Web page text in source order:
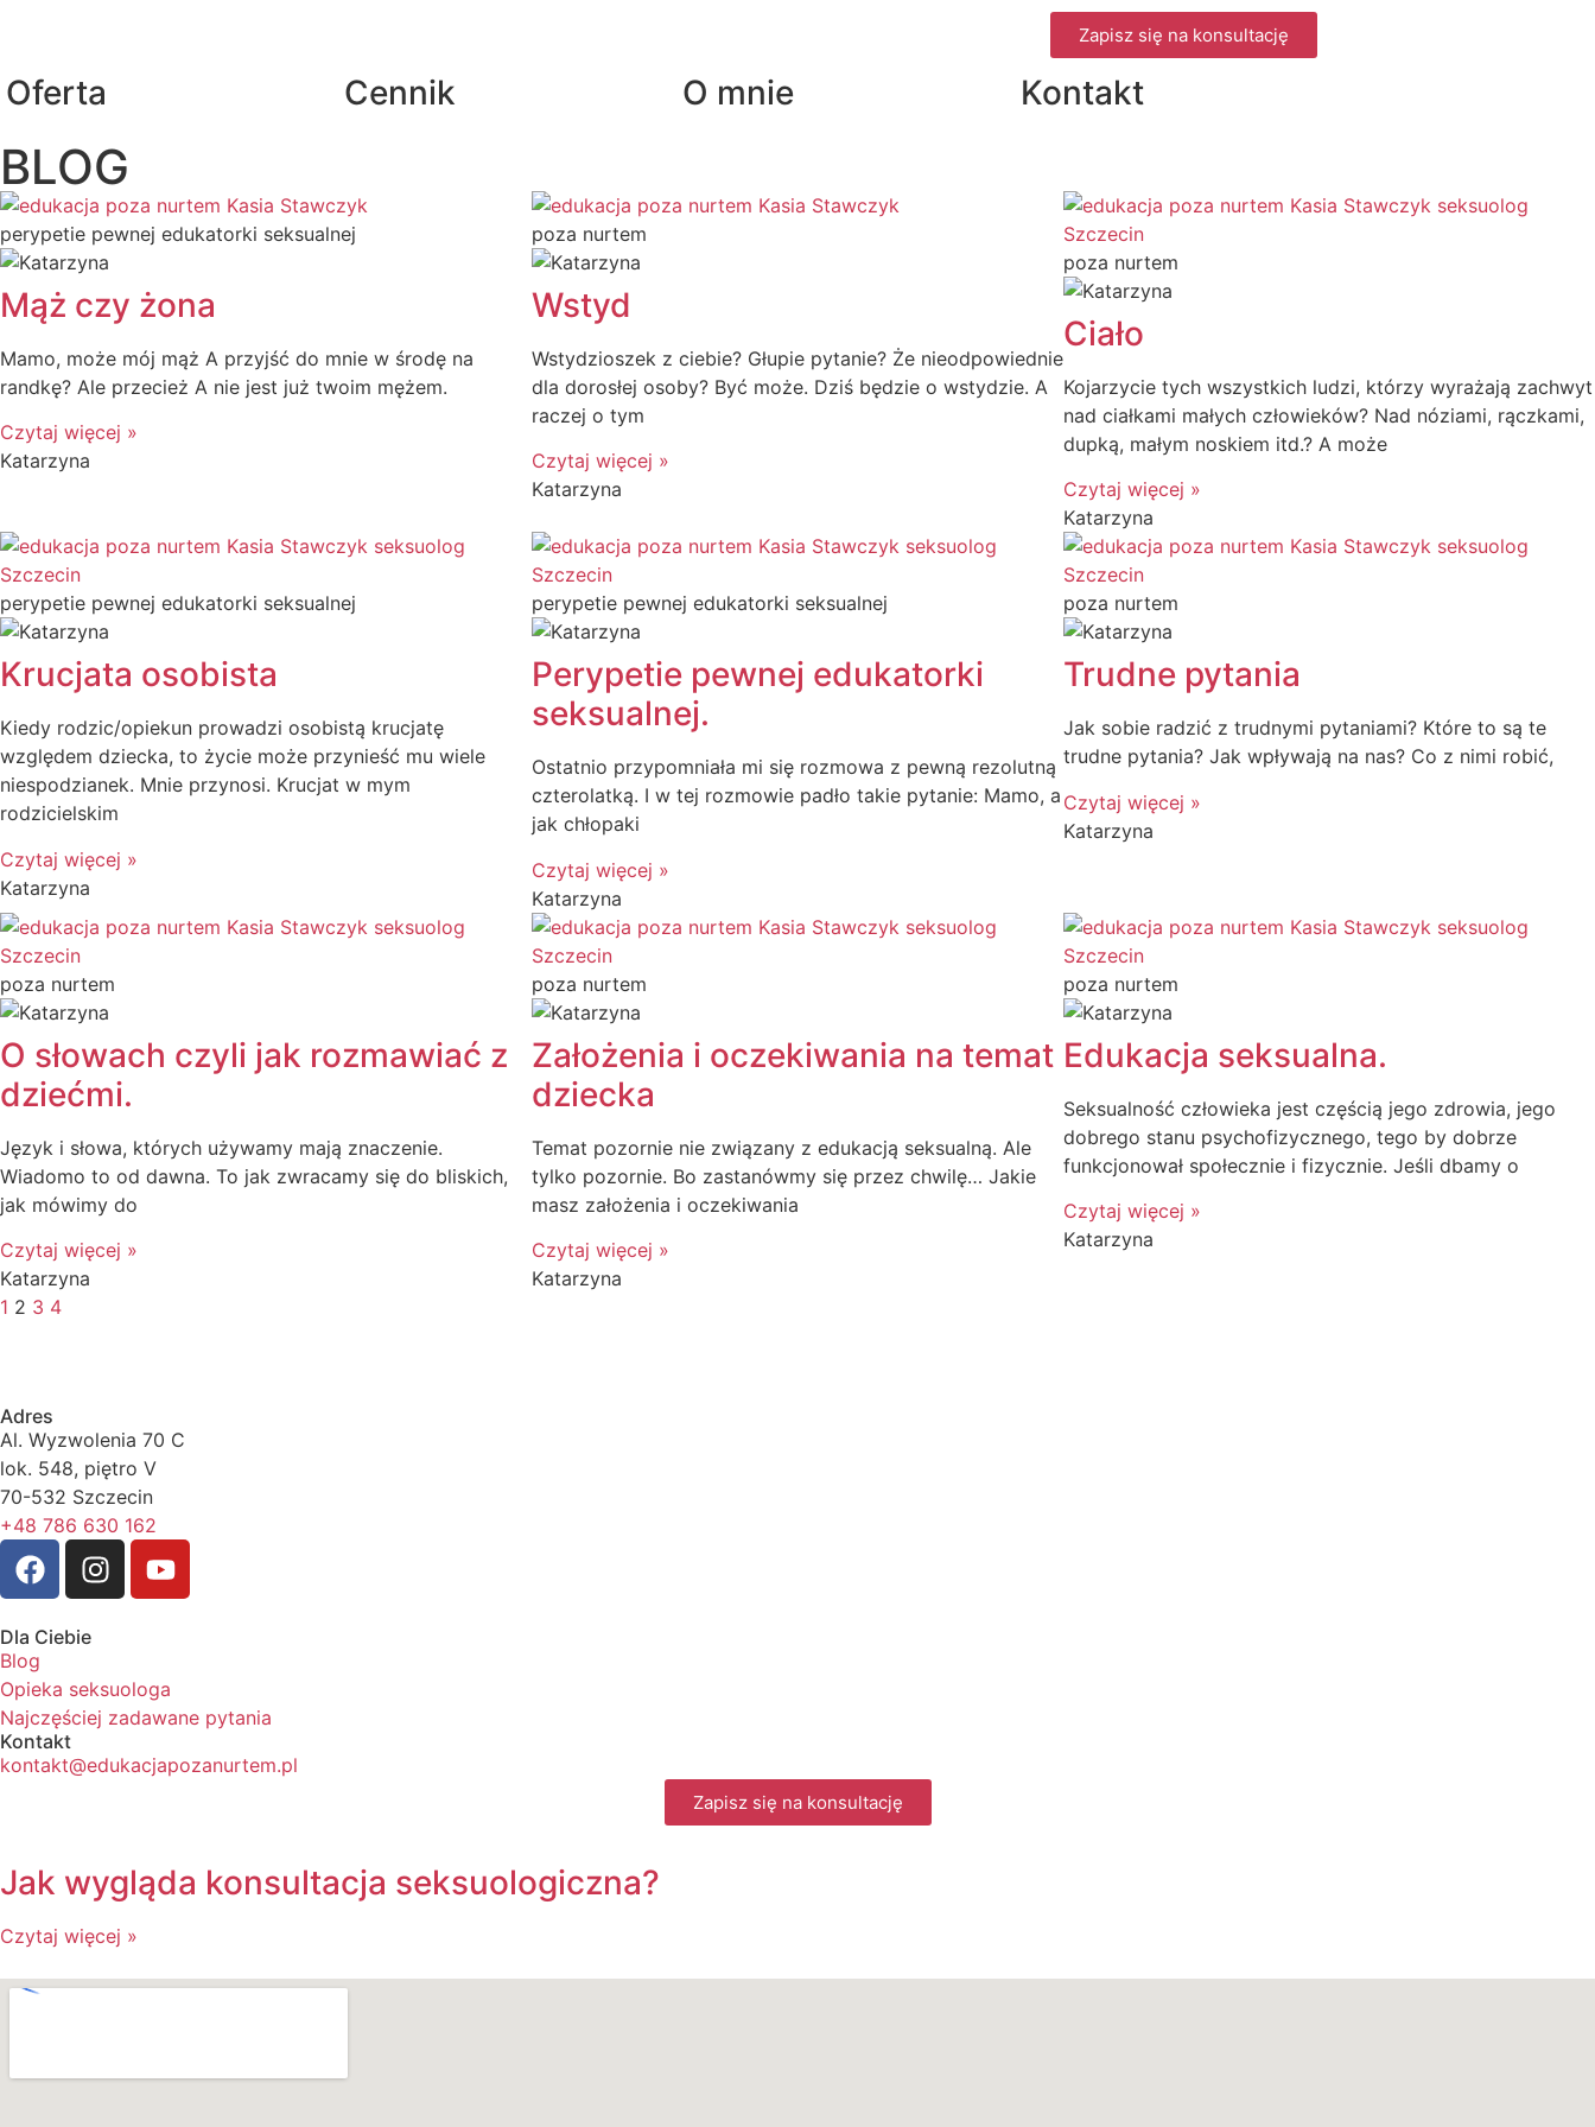
Zapisz się na konsultację
Oferta Cennik O mnie Kontakt
BLOG
perypetie pewnej edukatorki seksualnej
Mąż czy żona
Mamo, może mój mąż A przyjść do mnie w środę na
randkę? Ale przecież A nie jest już twoim mężem.
Czytaj więcej »
Katarzyna
poza nurtem
Wstyd
Wstydzioszek z ciebie? Głupie pytanie? Że nieodpowiednie
dla dorosłej osoby? Być może. Dziś będzie o wstydzie. A
raczej o tym
Czytaj więcej »
Katarzyna
poza nurtem
Ciało
Kojarzycie tych wszystkich ludzi, którzy wyrażają zachwyt
nad ciałkami małych człowieków? Nad nóziami, rączkami,
dupką, małym noskiem itd.? A może
Czytaj więcej »
Katarzyna
perypetie pewnej edukatorki seksualnej
Krucjata osobista
Kiedy rodzic/opiekun prowadzi osobistą krucjatę
względem dziecka, to życie może przynieść mu wiele
niespodzianek. Mnie przynosi. Krucjat w mym
rodzicielskim
Czytaj więcej »
Katarzyna
perypetie pewnej edukatorki seksualnej
Perypetie pewnej edukatorki
seksualnej.
Ostatnio przypomniała mi się rozmowa z pewną rezolutną
czterolatką. I w tej rozmowie padło takie pytanie: Mamo, a
jak chłopaki
Czytaj więcej »
Katarzyna
poza nurtem
Trudne pytania
Jak sobie radzić z trudnymi pytaniami? Które to są te
trudne pytania? Jak wpływają na nas? Co z nimi robić,
Czytaj więcej »
Katarzyna
poza nurtem
O słowach czyli jak rozmawiać z
dziećmi.
Język i słowa, których używamy mają znaczenie.
Wiadomo to od dawna. To jak zwracamy się do bliskich,
jak mówimy do
Czytaj więcej »
Katarzyna
poza nurtem
Założenia i oczekiwania na temat
dziecka
Temat pozornie nie związany z edukacją seksualną. Ale
tylko pozornie. Bo zastanówmy się przez chwilę… Jakie
masz założenia i oczekiwania
Czytaj więcej »
Katarzyna
poza nurtem
Edukacja seksualna.
Seksualność człowieka jest częścią jego zdrowia, jego
dobrego stanu psychofizycznego, tego by dobrze
funkcjonował społecznie i fizycznie. Jeśli dbamy o
Czytaj więcej »
Katarzyna
1 2 3 4
Adres
Al. Wyzwolenia 70 C
lok. 548, piętro V
70-532 Szczecin
+48 786 630 162
Dla Ciebie
Blog
Opieka seksuologa
Najczęściej zadawane pytania
Kontakt
kontakt@edukacjapozanurtem.pl
Zapisz się na konsultację
Jak wygląda konsultacja seksuologiczna?
Czytaj więcej »